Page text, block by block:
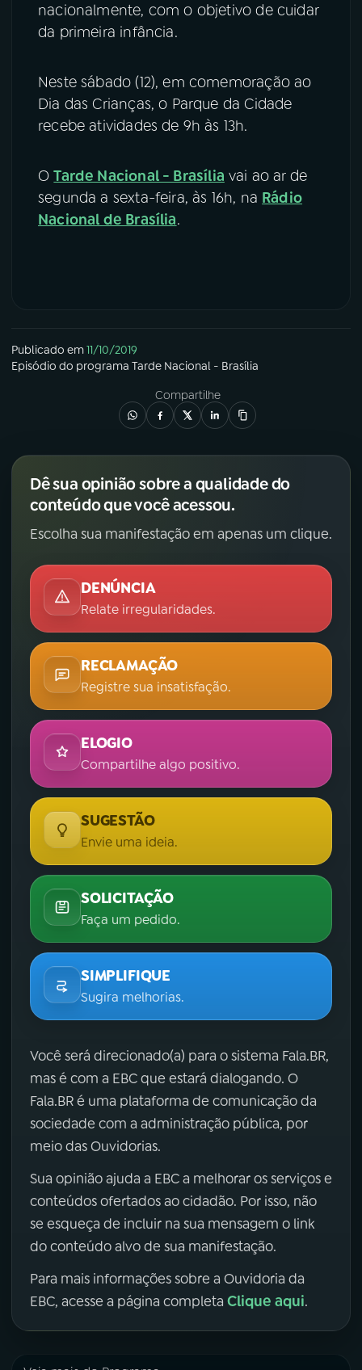
nacionalmente, com o objetivo de cuidar
da primeira infância.
Neste sábado (12), em comemoração ao
Dia das Crianças, o Parque da Cidade
recebe atividades de 9h às 13h.
OTarde Nacional - Brasília vai ao ar de
segunda a sexta-feira, às 16h, na Rádio
Nacional de Brasília.
Publicado em11/10/2019
Episódio do programa Tarde Nacional - Brasília
Compartilhe
Dê sua opinião sobre a qualidade do
conteúdo que você acessou.
Escolha sua manifestação em apenas um clique.
DENÚNCIA
Relate irregularidades.
RECLAMAÇÃO
Registre sua insatisfação.
ELOGIO
Compartilhe algo positivo.
SUGESTÃO
Envie uma ideia.
SOLICITAÇÃO
Faça um pedido.
SIMPLIFIQUE
Sugira melhorias.
Você será direcionado(a) para o sistema Fala.BR,
mas é com a EBC que estará dialogando. O
Fala.BR é uma plataforma de comunicação da
sociedade com a administração pública, por
meio das Ouvidorias.
Sua opinião ajuda a EBC a melhorar os serviços e
conteúdos ofertados ao cidadão. Por isso, não
se esqueça de incluir na sua mensagem o link
do conteúdo alvo de sua manifestação.
Para mais informações sobre a Ouvidoria da
EBC, acesse a página completa Clique aqui.